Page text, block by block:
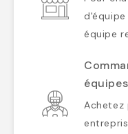
équipe
équipes
Achetez